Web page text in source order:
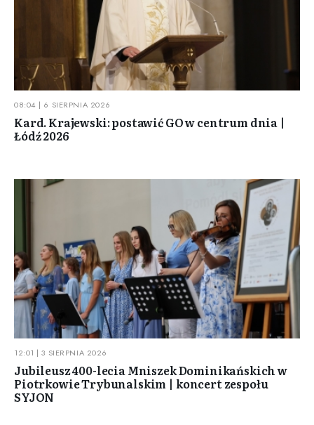
08:04 | 6 SIERPNIA 2026
Kard. Krajewski: postawić GO w centrum dnia |
Łódź 2026
12:01 | 3 SIERPNIA 2026
Jubileusz 400-lecia Mniszek Dominikańskich w
Piotrkowie Trybunalskim | koncert zespołu
SYJON